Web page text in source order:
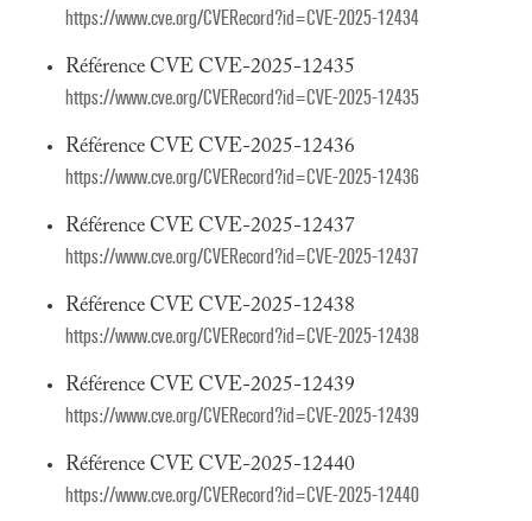
https://www.cve.org/CVERecord?id=CVE-2025-12434
Référence CVE CVE-2025-12435
https://www.cve.org/CVERecord?id=CVE-2025-12435
Référence CVE CVE-2025-12436
https://www.cve.org/CVERecord?id=CVE-2025-12436
Référence CVE CVE-2025-12437
https://www.cve.org/CVERecord?id=CVE-2025-12437
Référence CVE CVE-2025-12438
https://www.cve.org/CVERecord?id=CVE-2025-12438
Référence CVE CVE-2025-12439
https://www.cve.org/CVERecord?id=CVE-2025-12439
Référence CVE CVE-2025-12440
https://www.cve.org/CVERecord?id=CVE-2025-12440